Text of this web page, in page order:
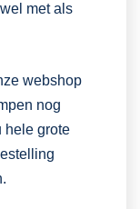
met als
webshop
nog
hele grote